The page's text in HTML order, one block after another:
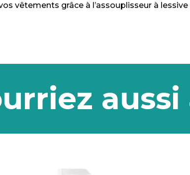
vêtements grâce à l’assouplisseur à